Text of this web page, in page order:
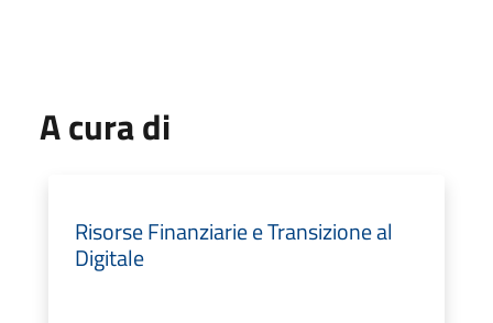
A cura di
Risorse Finanziarie e Transizione al
Digitale